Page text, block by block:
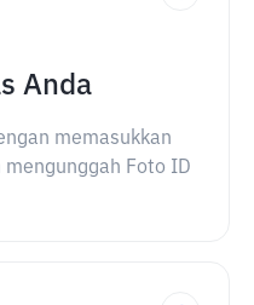
Anda
memasukkan
Foto ID